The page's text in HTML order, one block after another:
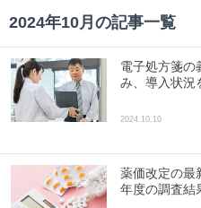
2024年10月の記事一覧
電子処方箋の
み、導入状況
2024.10.10
薬価改定の最
年度の調査結